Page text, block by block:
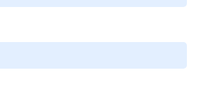
ます。
道システム、港湾、都市開発等の社会イ
、
の課題解決に貢献しています。